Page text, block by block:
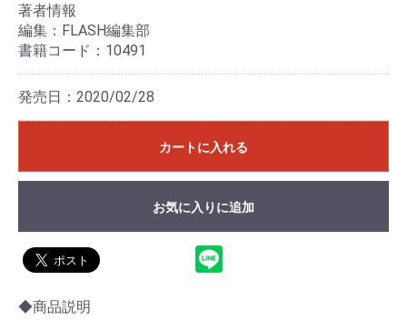
著者情報
編集：FLASH編集部
書籍コード：10491
発売日：2020/02/28
カートに入れる
お気に入りに追加
◆商品説明